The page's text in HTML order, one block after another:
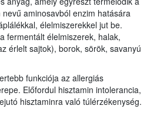
aminosavból enzim hatására
élelmiszerekkel jut be.
fermentált élelmiszerek, halak,
érlelt sajtok), borok, sörök, savanyú
funkciója az allergiás
Előfordul hisztamin intolerancia,
hisztaminra való túlérzékenység.